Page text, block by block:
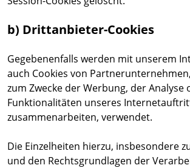
b) Drittanbieter-Cookies
Gegebenenfalls werden mit unserem
auch Cookies von
zum Zwecke der Werbung, der Analyse
Funktionalitäten unseres
zusammenarbeiten, verwendet.
Die Einzelheiten hierzu, insbesondere
und den Rechtsgrundlagen der